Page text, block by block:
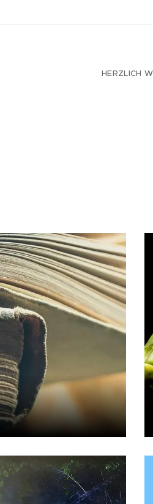
HERZLICH